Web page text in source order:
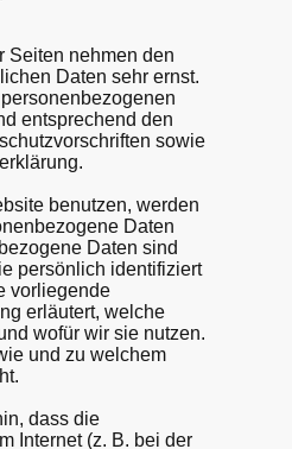
Seiten nehmen den
Daten sehr ernst.
entsprechend den
sowie
benutzen, werden
Daten
Daten sind
persönlich identifiziert
vorliegende
erläutert, welche
wofür wir sie nutzen.
und zu welchem
dass die
Internet (z. B. bei der